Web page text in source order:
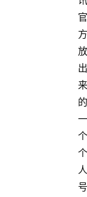
官
方
放
出
来
的
一
个
个
人
号